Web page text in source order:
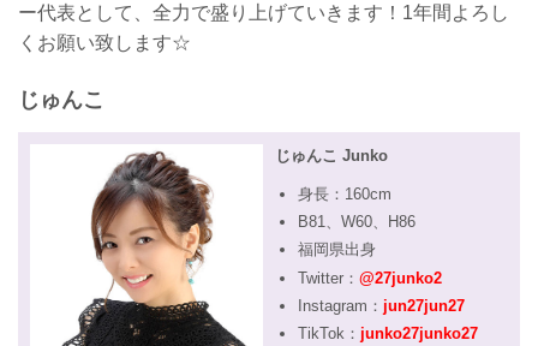
ー代表として、全力で盛り上げていきます！1年間よろし
くお願い致します☆
じゅんこ
じゅんこ Junko
身長：160cm
B81、W60、H86
福岡県出身
Twitter： @27junko2
Instagram： jun27jun27
TikTok： junko27junko27